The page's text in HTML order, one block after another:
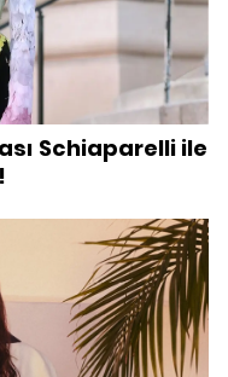
Schiaparelli ile